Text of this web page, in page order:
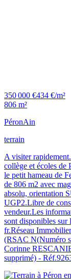
350 000 €434 €/m²
806 m²
PéronAin
terrain
A visiter
collège et écoles de
le petit hameau de
de 806 m2 avec
absolu, orientation
UGP2.Libre de
vendeur.Les
sont disponibles sur
fr.Réseau
(RSAC N(Numéro
Corinne
supprimé) -